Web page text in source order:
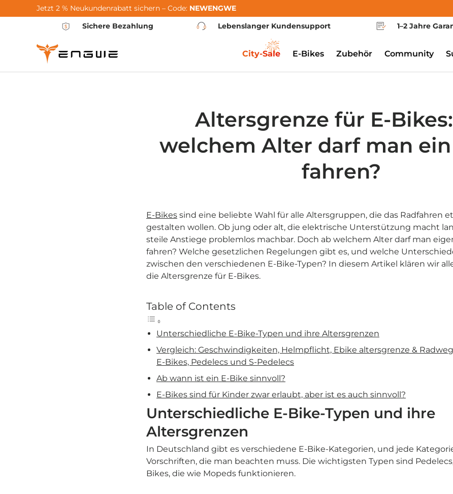
Passer au contenu
Jetzt 2 % Neukundenrabatt sichern – Code: NEWENGWE
Sichere Bezahlung
Lebenslanger Kundensupport 1–2 Jahre
City-Sale E-Bikes Zubehör Community
Altersgrenze für E-
welchem Alter darf man ein
fahren?
E-Bikes sind eine beliebte Wahl für alle Altersgruppen, die das Radfahren
gestalten wollen. Ob jung oder alt, die elektrische Unterstützung macht
steile Anstiege problemlos machbar. Doch ab welchem Alter darf man
fahren? Welche gesetzlichen Regelungen gibt es, und welche
zwischen den verschiedenen E-Bike-Typen? In diesem Artikel klären wir
die Altersgrenze für E-Bikes.
Table of Contents
Unterschiedliche E-Bike-Typen und ihre Altersgrenzen
Vergleich: Geschwindigkeiten, Helmpflicht, Ebike altersgrenze &
E-Bikes, Pedelecs und S-Pedelecs
Ab wann ist ein E-Bike sinnvoll?
E-Bikes sind für Kinder zwar erlaubt, aber ist es auch sinnvoll?
Unterschiedliche E-Bike-Typen und ihre
Altersgrenzen
In Deutschland gibt es verschiedene E-Bike-Kategorien, und jede
Vorschriften, die man beachten muss. Die wichtigsten Typen sind
Bikes, die wie Mopeds funktionieren.